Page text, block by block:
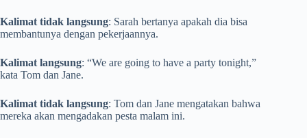
Kalimat tidak langsung: Sarah bertanya apakah dia bisa
membantunya dengan pekerjaannya.
Kalimat langsung: “We are going to have a party tonight,”
kata Tom dan Jane.
Kalimat tidak langsung: Tom dan Jane mengatakan bahwa
mereka akan mengadakan pesta malam ini.